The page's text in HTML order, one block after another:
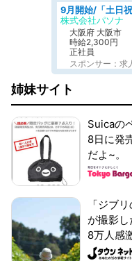
株式会社パソナ
大阪府 大阪市
時給2,300円
正社員
スポンサー：求
姉妹サイト
Suicaの
8日に発
だよ~。
「ジブ
が撮影
8万人感